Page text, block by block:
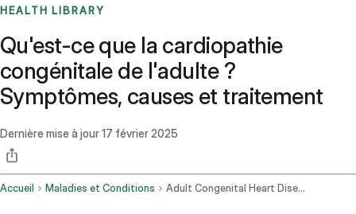
HEALTH LIBRARY
Qu'est-ce que la cardiopathie
congénitale de l'adulte ?
Symptômes, causes et traitement
Dernière mise à jour17 février 2025
Accueil Maladies et Conditions Adult Congenital Heart Disease